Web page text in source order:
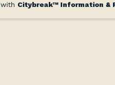
with Citybreak™ Information &